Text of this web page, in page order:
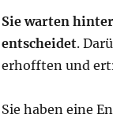
Sie warten
entscheidet.
erhofften und
Sie haben eine